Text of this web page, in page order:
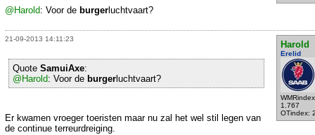
@Harold: Voor de burger luchtvaart?
21-09-2013 14:11:23
Harold
Erelid
1.767
OTindex:
Quote SamuiAxe:
@Harold: Voor de burger luchtvaart?
Er kwamen vroeger toeristen maar nu zal het wel stil legen van
de continue terreurdreiging.